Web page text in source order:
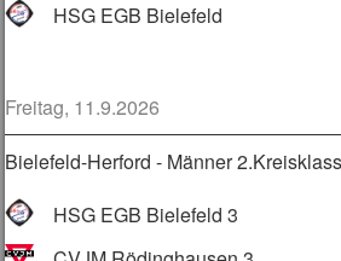
HSG EGB Bielefeld
Freitag, 11.9.2026
Bielefeld-Herford - Männer
HSG EGB Bielefeld 3